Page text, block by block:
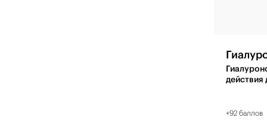
действия
+92 баллов